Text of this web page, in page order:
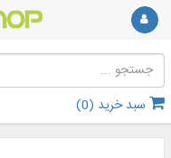
سبد خرید (0
)